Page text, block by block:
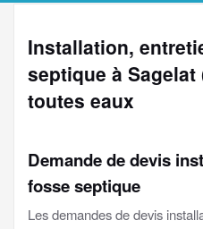
Installation,
septique à Sagelat
toutes eaux
Demande de devis
fosse septique
Les demandes de devis